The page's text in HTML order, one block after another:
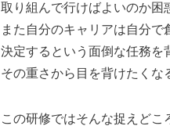
取り組んで行けばよいのか困
また自分のキャリアは自分
決定するという面倒な任務を
その重さから目を背けたく
この研修ではそんな捉えど